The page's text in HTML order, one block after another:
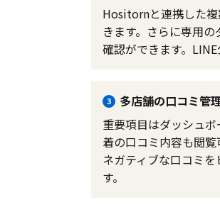
Hositornと連携した
きます。さらに専用
確認ができます。
3
多店舗の口コミ管
重要項目はダッシュ
着の口コミ内容も閲
ネガティブな口コミ
す。